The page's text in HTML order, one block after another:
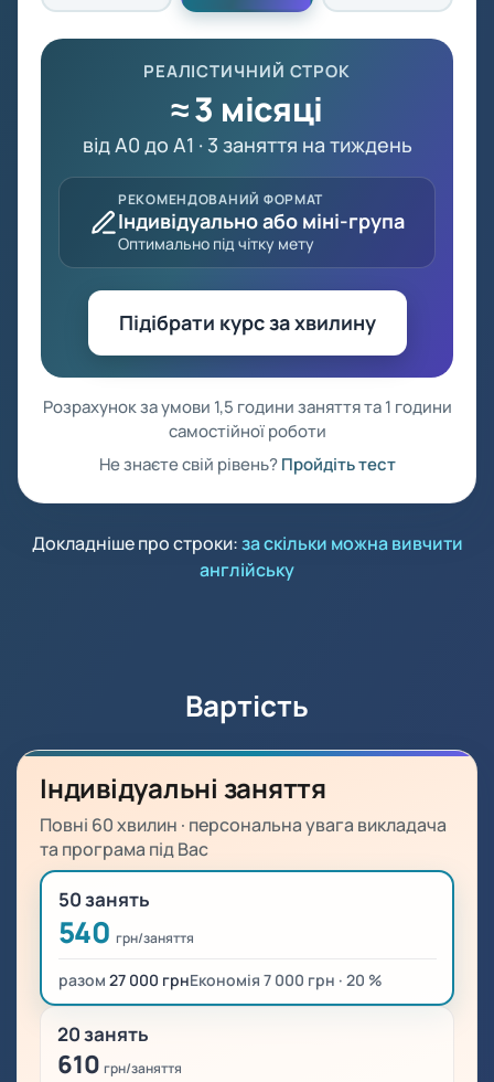
РЕАЛІСТИЧНИЙ СТРОК
≈ 3 місяці
від A0 до A1 · 3 заняття на тиждень
РЕКОМЕНДОВАНИЙ ФОРМАТ
Індивідуально або міні-група
Оптимально під чітку мету
Підібрати курс за хвилину
Розрахунок за умови 1,5 години заняття та 1 години
самостійної роботи
Не знаєте свій рівень?Пройдіть тест
Докладніше про строки:за скільки можна вивчити
англійську
Вартість
Індивідуальні заняття
Повні 60 хвилин · персональна увага викладача
та програма під Вас
50 занять
540грн/заняття
разом 27 000 грнЕкономія 7 000 грн · 20 %
20 занять
610грн/заняття